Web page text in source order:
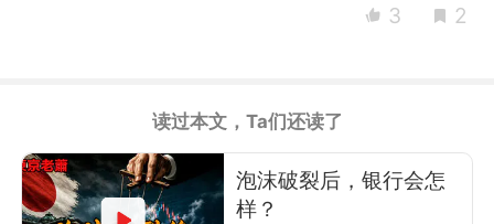
3 2
读过本文，Ta们还读了
泡沫破裂后，银行会怎
样？